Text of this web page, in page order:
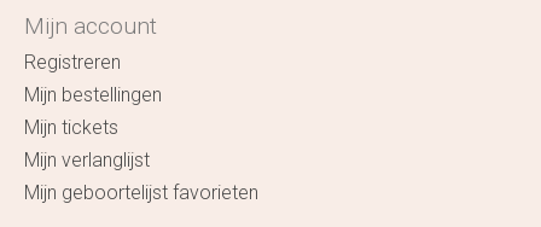
Mijn account
Registreren
Mijn bestellingen
Mijn tickets
Mijn verlanglijst
Mijn geboortelijst favorieten